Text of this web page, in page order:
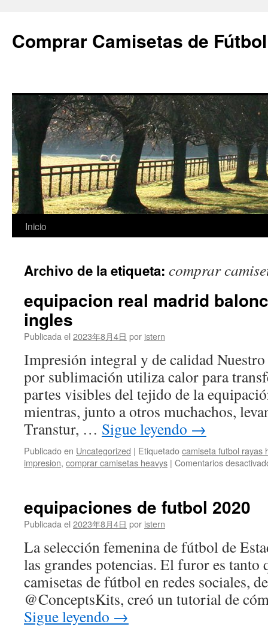
Comprar Camisetas de
Saltar
contenido
Inicio
Archivo de la etiqueta: comprar
equipacion real madrid
ingles
Publicada el 2023年8月4日 por istern
Impresión integral y de calidad
por sublimación utiliza calor para
partes visibles del tejido de la
mientras, junto a otros muchachos,
Transtur, … Sigue leyendo →
Publicado en Uncategorized | Etiquetadocamiseta futbol rayas
impresion, comprar camisetas heavys | Comentarios
equipaciones de futbol 2020
Publicada el 2023年8月4日 por istern
La selección femenina de fútbol de
las grandes potencias. El furor es tanto
camisetas de fútbol en redes sociales,
@ConceptsKits, creó un tutorial de
Sigue leyendo →